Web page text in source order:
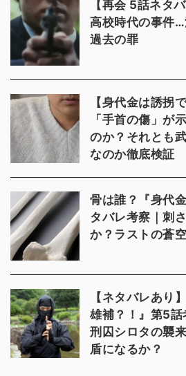
【再会 5話ネタ
高校時代の事件
過去の罪
【身代金は誘拐
「手首の傷」が
のか？それとも
なのか徹底検証
骨は誰？『身代
タバレ考察｜刺
か？ラストの蒼
【ネタバレあり
雄補？！』第5
刑囚シロタの襲
盾になるか？